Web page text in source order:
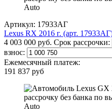
Артикул: 17933АГ
Lexus RX 2016 г. (арт.
4 003 000 руб. Срок рассрочки:
взнос:
Ежемесячный платеж:
191 837 руб